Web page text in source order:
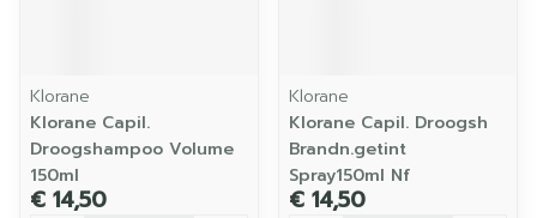
Klorane
Klorane Capil.
Droogshampoo Volume
150ml
€ 14,50
Klorane
Klorane Capil. Droogsh
Brandn.getint
Spray150ml Nf
€ 14,50